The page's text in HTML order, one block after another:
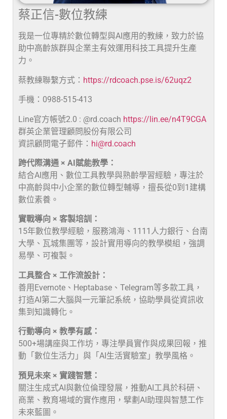
蔡正信-數位教練
我是一位專精於數位轉型與AI應用的教練，致力於協
助中高齡族群與企業主有效運用科技工具提升生產
力。
蔡教練聯繫方式： https://rdcoach.pse.is/62uqz2
手機：0988-515-413
Line官方帳號2.0 : @rd.coach https://lin.ee/n4T9CGA
群英企業管理顧問股份有限公司
資訊顧問電子郵件： hi@rd.coach
跨代際溝通 × AI賦能教學：
結合AI應用、數位工具教學與熟齡學習經驗，專注於
中高齡與中小企業的數位轉型輔導，擅長從0到1建構
數位素養。
實戰導向 × 客製培訓：
15年數位教學經驗，服務鴻海、1111人力銀行、台南
大學、瓦城集團等，設計實用導向的教學模組，強調
易學、可複製。
工具整合 × 工作流設計：
善用Evernote、Heptabase、Telegram等多款工具，
打造AI第二大腦與一元筆記系統，協助學員從資訊收
集到知識轉化。
行動導向 × 教學有感：
500+場講座與工作坊，專注學員實作與成果回報，推
動「數位生活力」與「AI生活實驗室」教學風格。
預見未來 × 實踐智慧：
關注生成式AI與數位倫理發展，推動AI工具於科研、
商業、教育場域的實作應用，擘劃AI助理與智慧工作
未來藍圖。